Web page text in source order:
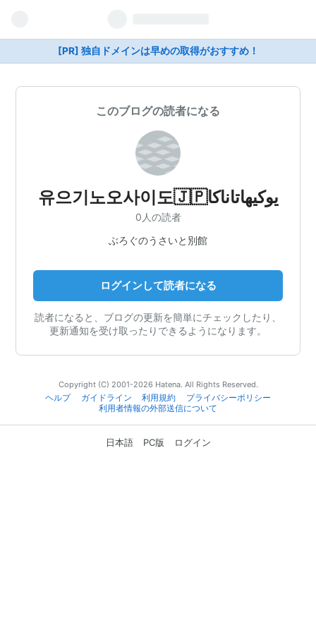
[PR] 独自ドメインは早めの取得がおすすめ！
このブログの読者になる
유으기노오사이도🇯🇵يوكيهاتاناكا
0人の読者
ぶろぐのうさいと別館
ログインして読者になる
読者になると、ブログの更新を簡単にチェックしたり、
更新通知を受け取ったりできるようになります。
Copyright (C) 2001-2026 Hatena. All Rights Reserved.
ヘルプ
ガイドライン 利用規約
プライバシーポリシー
利用者情報の外部送信について
日本語 PC版 ログイン